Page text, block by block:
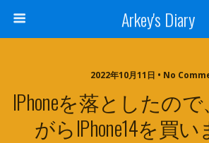
Arkey's Diary
2022年10月11日 • No
IPhoneを落としたの
がらiPhone14を買い